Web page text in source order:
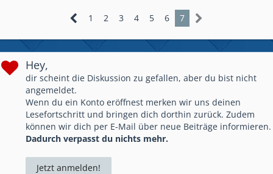
1 2 3 4 5 6 7
Hey,
dir scheint die Diskussion zu gefallen, aber du bist nicht
angemeldet.
Wenn du ein Konto eröffnest merken wir uns deinen
Lesefortschritt und bringen dich dorthin zurück. Zudem
können wir dich per E-Mail über neue Beiträge informieren.
Dadurch verpasst du nichts mehr.
Jetzt anmelden!